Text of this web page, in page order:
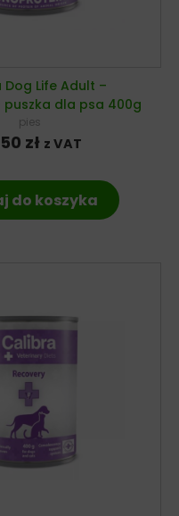
Dog Life Adult –
puszka dla psa 400g
pies
zł z VAT
do koszyka